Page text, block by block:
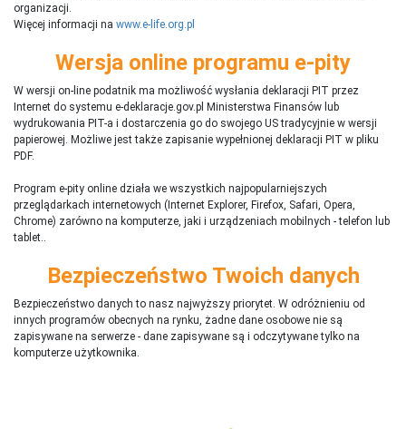
organizacji.
Więcej informacji na www.e-life.org.pl
Wersja online programu e-pity
W wersji on-line podatnik ma możliwość wysłania deklaracji PIT przez
Internet do systemu e-deklaracje.gov.pl Ministerstwa Finansów lub
wydrukowania PIT-a i dostarczenia go do swojego US tradycyjnie w wersji
papierowej. Możliwe jest także zapisanie wypełnionej deklaracji PIT w pliku
PDF.
Program e-pity online działa we wszystkich najpopularniejszych
przeglądarkach internetowych (Internet Explorer, Firefox, Safari, Opera,
Chrome) zarówno na komputerze, jaki i urządzeniach mobilnych - telefon lub
tablet..
Bezpieczeństwo Twoich danych
Bezpieczeństwo danych to nasz najwyższy priorytet. W odróżnieniu od
innych programów obecnych na rynku, żadne dane osobowe nie są
zapisywane na serwerze - dane zapisywane są i odczytywane tylko na
komputerze użytkownika.